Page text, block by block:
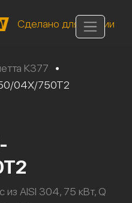
Сделано для России
К377
•
04Х/750Т2
из AISI 304, 75 кВт, Q